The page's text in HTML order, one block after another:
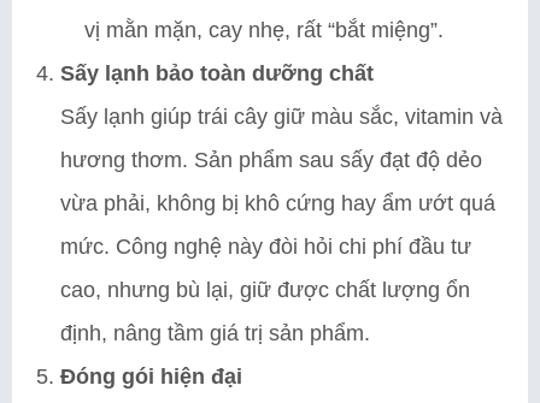
vị mằn mặn, cay nhẹ, rất “bắt miệng”.
Sấy lạnh bảo toàn dưỡng chất
Sấy lạnh giúp trái cây giữ màu sắc, vitamin và
hương thơm. Sản phẩm sau sấy đạt độ dẻo
vừa phải, không bị khô cứng hay ẩm ướt quá
mức. Công nghệ này đòi hỏi chi phí đầu tư
cao, nhưng bù lại, giữ được chất lượng ổn
định, nâng tầm giá trị sản phẩm.
Đóng gói hiện đại